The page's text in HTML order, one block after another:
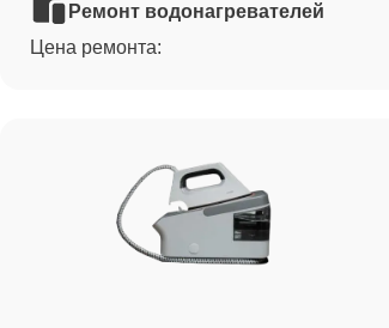
Ремонт водонагревателей
Цена ремонта: